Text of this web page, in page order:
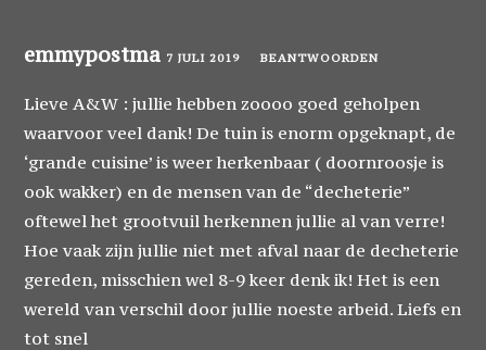
emmypostma 7 JULI 2019 BEANTWOORDEN
Lieve A&W : jullie hebben zoooo goed geholpen
waarvoor veel dank! De tuin is enorm opgeknapt, de
‘grande cuisine’ is weer herkenbaar ( doornroosje is
ook wakker) en de mensen van de “decheterie”
oftewel het grootvuil herkennen jullie al van verre!
Hoe vaak zijn jullie niet met afval naar de decheterie
gereden, misschien wel 8-9 keer denk ik! Het is een
wereld van verschil door jullie noeste arbeid. Liefs en
tot snel